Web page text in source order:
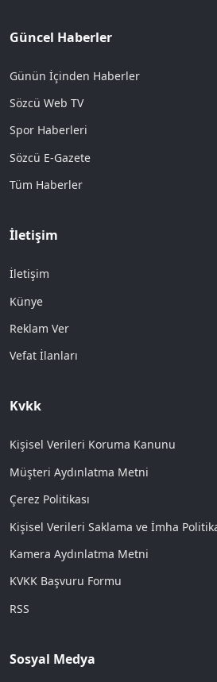
Güncel Haberler
Günün İçinden Haberler
Sözcü Web TV
Spor Haberleri
Sözcü E-Gazete
Tüm Haberler
İletişim
İletişim
Künye
Reklam Ver
Vefat İlanları
Kvkk
Kişisel Verileri Koruma Kanunu
Müşteri Aydınlatma Metni
Çerez Politikası
Kişisel Verileri Saklama ve İmha
Kamera Aydınlatma Metni
KVKK Başvuru Formu
RSS
Sosyal Medya